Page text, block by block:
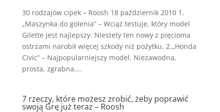
30 rodzajów cipek – Roosh 18 październik 2010 1.
„Maszynka do golenia” – Wciąż testuje, który model
Gilette jest najlepszy. Niestety ten nowy z pięcioma
ostrzami narobił więcej szkody niż pożytku. 2.„Honda
Civic” – Najpopularniejszy model. Niezawodna,
prosta, zgrabna....
7 rzeczy, które możesz zrobić, żeby poprawić
swoją Grę już teraz – Roosh